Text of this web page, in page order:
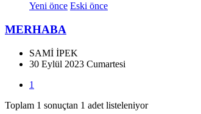
Yeni önce Eski önce
MERHABA
SAMİ İPEK
30 Eylül 2023 Cumartesi
1
Toplam 1 sonuçtan 1 adet listeleniyor